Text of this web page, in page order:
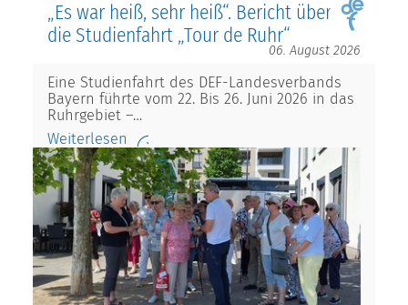
„Es war heiß, sehr heiß“. Bericht über
die Studienfahrt „Tour de Ruhr“
06. August 2026
Eine Studienfahrt des DEF-Landesverbands
Bayern führte vom 22. Bis 26. Juni 2026 in das
Ruhrgebiet –…
Weiterlesen